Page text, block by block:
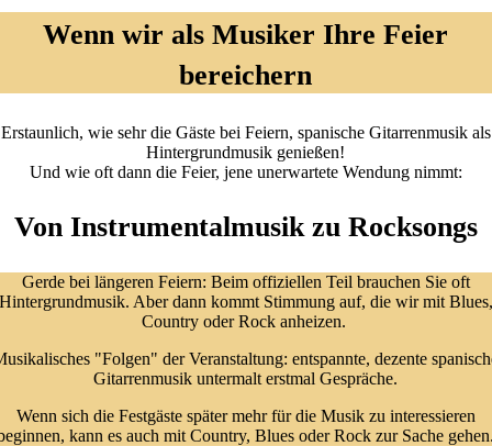
Wenn wir als Musiker Ihre Feier
bereichern
Erstaunlich, wie sehr die Gäste bei Feiern, spanische Gitarrenmusik als
Hintergrundmusik genießen!
Und wie oft dann die Feier, jene unerwartete Wendung nimmt:
Von Instrumentalmusik zu Rocksongs
Gerde bei längeren Feiern: Beim offiziellen Teil brauchen Sie oft
Aber dann kommt Stimmung auf, die wir mit Blues,
Country oder Rock anheizen.
"Folgen" der Veranstaltung: entspannte, dezente
Gitarrenmusik untermalt erstmal Gespräche.
Wenn sich die Festgäste später mehr für die Musik zu interessieren
kann es auch mit Country, Blues oder Rock zur Sache